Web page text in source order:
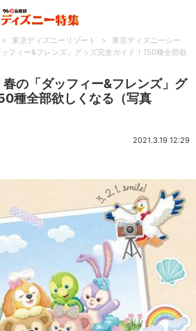
> 東京ディズニーリゾート >
東京ディズニーシー
ッフィー&フレンズ」グッズ完全ガイド！150種全部欲
春の「ダッフィー&フレンズ」グ
種全部欲しくなる（写真
2021.3.19 12:29